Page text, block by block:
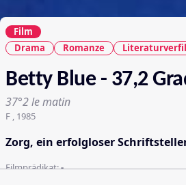
Film
Drama
Romanze
Betty Blue - 37,2
37°2 le matin
F , 1985
Zorg, ein erfolgloser
Filmprädikat:-